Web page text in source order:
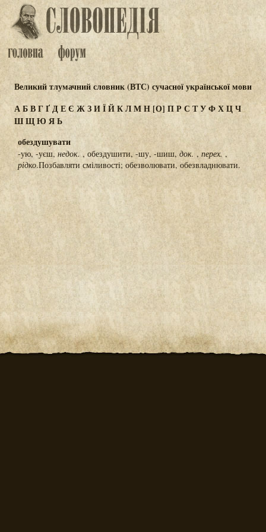
Великий тлумачний словник (ВТС) сучасної української мови
АБВГҐДЕЄ ЖЗИЇЙКЛМН[О] ПР СТУФХЦЧ
ШЩЮЯЬ
обездушувати
-ую, -уєш, недок. , обездушити, -шу, -шиш, док. , перех.,
рідко.Позбавляти сміливості; обезволювати, обезвладнювати.